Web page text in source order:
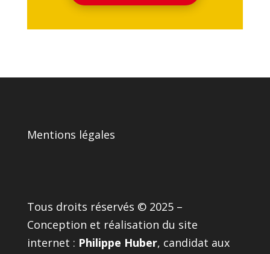
Mentions légales
Tous droits réservés © 2025 –
Conception et réalisation du site
internet : Philippe Huber, candidat aux